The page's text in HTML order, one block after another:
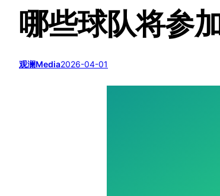
哪些球队将参
观澜Media2026-04-01